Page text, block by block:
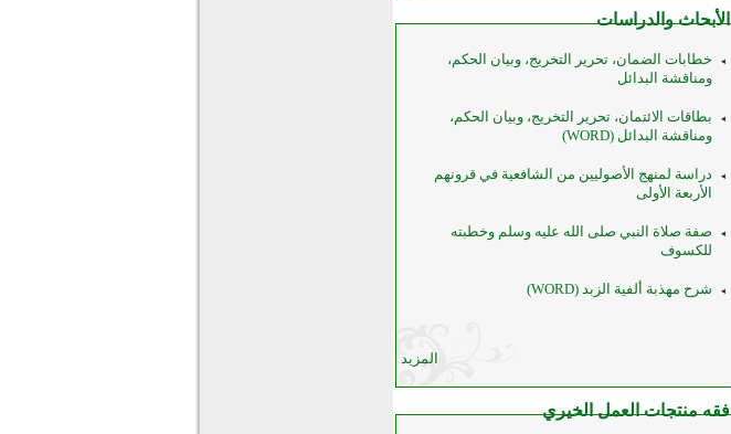
الأبحاث والدراسات
خطابات الضمان، تحرير التخريج، وبيان الحكم،
ومناقشة البدائل
بطاقات الائتمان، تحرير التخريج، وبيان الحكم،
ومناقشة البدائل (WORD)
دراسة لمنهج الأصوليين من الشافعية في قرونهم
الأربعة الأولى
صفة صلاة النبي صلى الله عليه وسلم وخطبته
للكسوف
شرح مهذبة ألفية الزبد (WORD)
المزيد
فقه منتجات العمل الخيري